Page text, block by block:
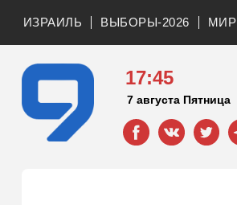
ИЗРАИЛЬ ВЫБОРЫ-2026 МИР
17:45
7 августа Пятница